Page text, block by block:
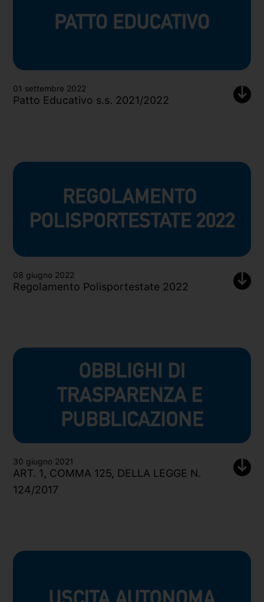
01 settembre 2022
Patto Educativo s.s. 2021/2022
08 giugno 2022
Regolamento Polisportestate 2022
30 giugno 2021
ART. 1, COMMA 125, DELLA LEGGE N.
124/2017